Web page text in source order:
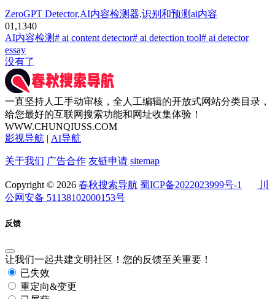
ZeroGPT Detector,AI内容检测器,识别和预测ai内容
01,1340
AI内容检测# ai content detector# ai detection tool# ai detector
essay
没有了
一直坚持人工手动审核，全人工编辑的开放式网站分类目录，
给您最好的互联网搜索功能和网址收集体验！
WWW.CHUNQIUSS.COM
影视导航 | AI导航
关于我们 广告合作 友链申请 sitemap
Copyright © 2026 春秋搜索导航 蜀ICP备2022023999号-1
川
公网安备 51138102000153号
反馈
让我们一起共建文明社区！您的反馈至关重要！
已失效
重定向&变更